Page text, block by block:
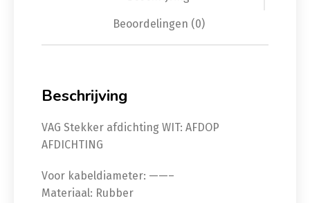
Beoordelingen (0)
Beschrijving
VAG Stekker afdichting WIT: AFDOP
AFDICHTING
Voor kabeldiameter: ——–
Materiaal: Rubber